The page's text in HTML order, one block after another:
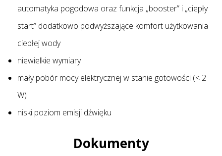
automatyka pogodowa oraz funkcja „booster” i „ciepły
start” dodatkowo podwyższające komfort użytkowania
ciepłej wody
niewielkie wymiary
mały pobór mocy elektrycznej w stanie gotowości (< 2
W)
niski poziom emisji dźwięku
Dokumenty